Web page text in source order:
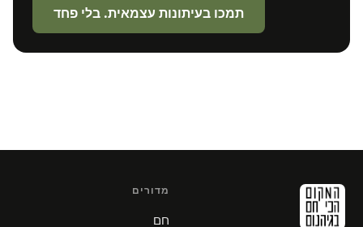
תמכו בעיתונות עצמאית. בלי פחד
מדורים
חם